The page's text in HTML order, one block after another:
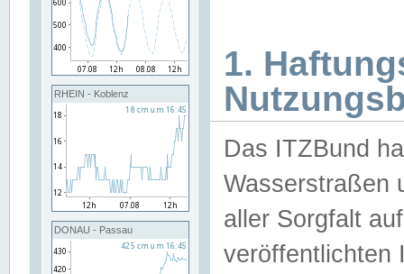
RHEIN - Koblenz
DONAU - Passau
1.
Das ITZBund
Wasserstraßen
aller Sorgfalt
veröffentlichten